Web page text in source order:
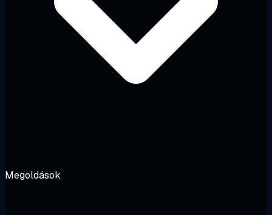
Megoldások